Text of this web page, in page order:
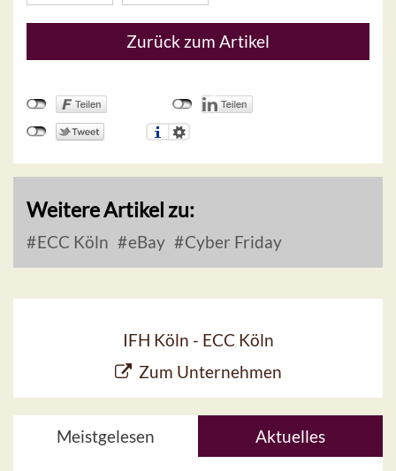
Zurück zum Artikel
Weitere Artikel zu:
ECC Köln eBay Cyber Friday
IFH Köln - ECC Köln
Zum Unternehmen
Meistgelesen Aktuelles